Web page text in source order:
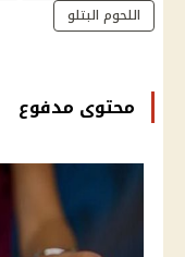
اللحوم البتلو
محتوى مدفوع